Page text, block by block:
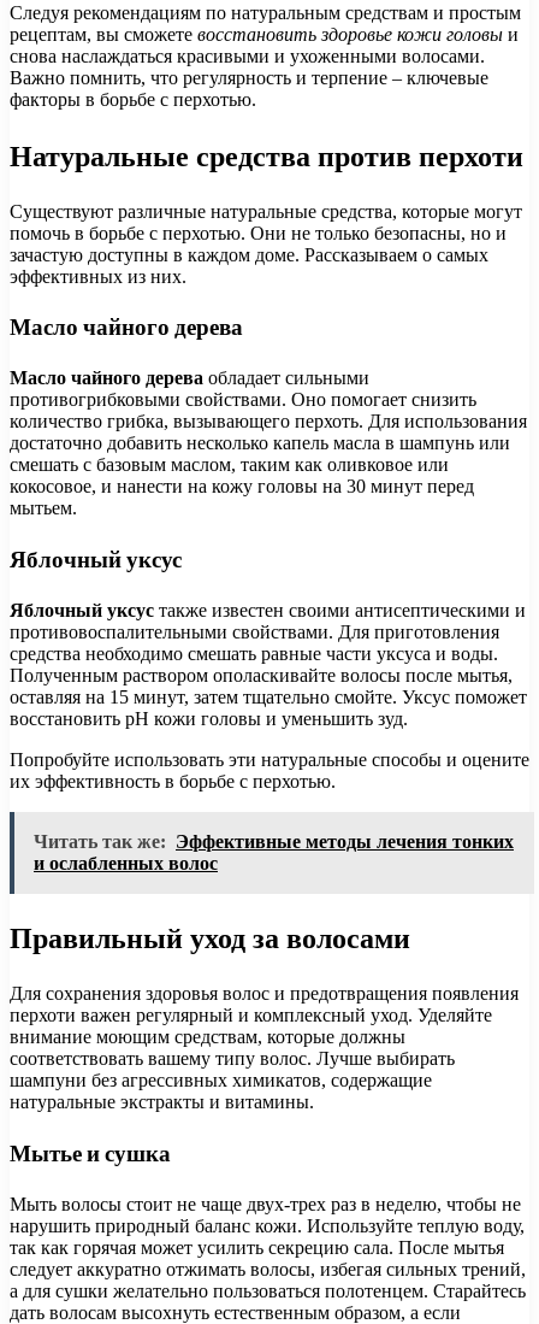
Следуя рекомендациям по натуральным средствам и простым
рецептам, вы сможете восстановить здоровье кожи головы и
снова наслаждаться красивыми и ухоженными волосами.
Важно помнить, что регулярность и терпение – ключевые
факторы в борьбе с перхотью.
Натуральные средства против перхоти
Существуют различные натуральные средства, которые могут
помочь в борьбе с перхотью. Они не только безопасны, но и
зачастую доступны в каждом доме. Рассказываем о самых
эффективных из них.
Масло чайного дерева
Масло чайного дерева обладает сильными
противогрибковыми свойствами. Оно помогает снизить
количество грибка, вызывающего перхоть. Для использования
достаточно добавить несколько капель масла в шампунь или
смешать с базовым маслом, таким как оливковое или
кокосовое, и нанести на кожу головы на 30 минут перед
мытьем.
Яблочный уксус
Яблочный уксус также известен своими антисептическими и
противовоспалительными свойствами. Для приготовления
средства необходимо смешать равные части уксуса и воды.
Полученным раствором ополаскивайте волосы после мытья,
оставляя на 15 минут, затем тщательно смойте. Уксус поможет
восстановить pH кожи головы и уменьшить зуд.
Попробуйте использовать эти натуральные способы и оцените
их эффективность в борьбе с перхотью.
Читать так же: Эффективные методы лечения тонких
и ослабленных волос
Правильный уход за волосами
Для сохранения здоровья волос и предотвращения появления
перхоти важен регулярный и комплексный уход. Уделяйте
внимание моющим средствам, которые должны
соответствовать вашему типу волос. Лучше выбирать
шампуни без агрессивных химикатов, содержащие
натуральные экстракты и витамины.
Мытье и сушка
Мыть волосы стоит не чаще двух-трех раз в неделю, чтобы не
нарушить природный баланс кожи. Используйте теплую воду,
так как горячая может усилить секрецию сала. После мытья
следует аккуратно отжимать волосы, избегая сильных трений,
а для сушки желательно пользоваться полотенцем. Старайтесь
дать волосам высохнуть естественным образом, а если